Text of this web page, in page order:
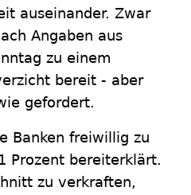
auseinander. Zwar
Angaben aus
zu einem
bereit - aber
gefordert.
Banken freiwillig zu
Prozent bereiterklärt.
zu verkraften,